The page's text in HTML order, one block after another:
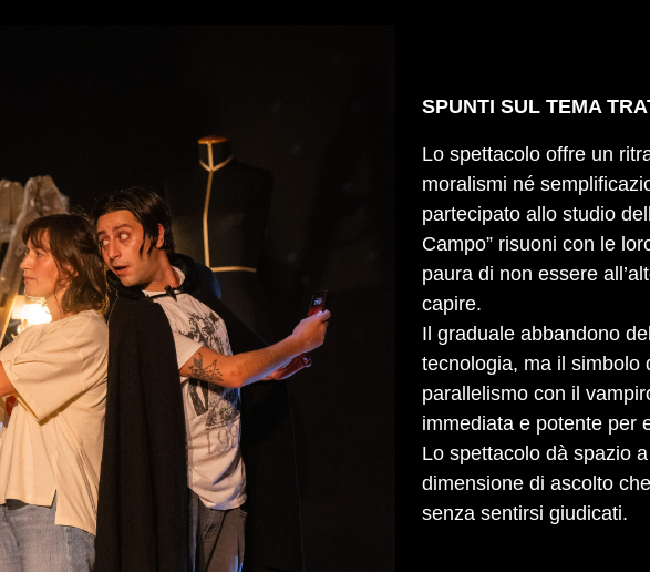
SPUNTI SUL TEMA
Lo spettacolo offre un
moralismi né
partecipato allo studio
Campo” risuoni con le
paura di non essere
capire.
Il graduale abbandono
tecnologia, ma il simbolo
parallelismo con il
immediata e potente per
Lo spettacolo dà spazio
dimensione di ascolto
senza sentirsi giudicati.